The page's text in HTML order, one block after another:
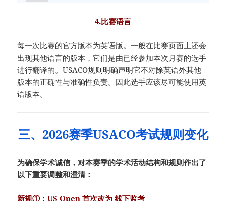
4.比赛语言
每一次比赛的官方版本为英语版。一般在比赛页面上还会
出现其他语言的版本，它们是由已经参加本次月赛的选手
进行翻译的。USACO规则明确声明它不对除英语外其他
版本的正确性与准确性负责。因此选手应该尽可能使用英
语版本。
三、2026赛季USACO考试规则变化
为确保学术诚信，对本赛季的学术活动结构和规则作出了
以下重要调整和澄清：
新规①：US Open 首次改为 线下监考